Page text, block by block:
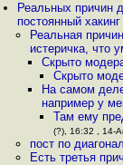
Реальных причин
постоянный хакинг
Реальная
истеричка, что
Скрыто
Скрыто
На самом
например у
Там ему
(?), 16:32 , 14-
пост по
Есть третья